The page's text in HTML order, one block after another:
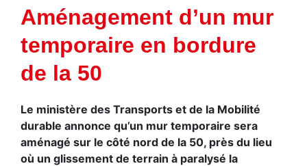
Aménagement d’un mur
temporaire en bordure
de la 50
Le ministère des Transports et de la Mobilité
durable annonce qu’un mur temporaire sera
aménagé sur le côté nord de la 50, près du lieu
où un glissement de terrain à paralysé la